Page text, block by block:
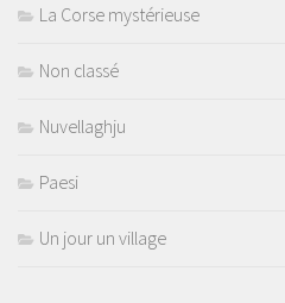
La Corse mystérieuse
Non classé
Nuvellaghju
Paesi
Un jour un village